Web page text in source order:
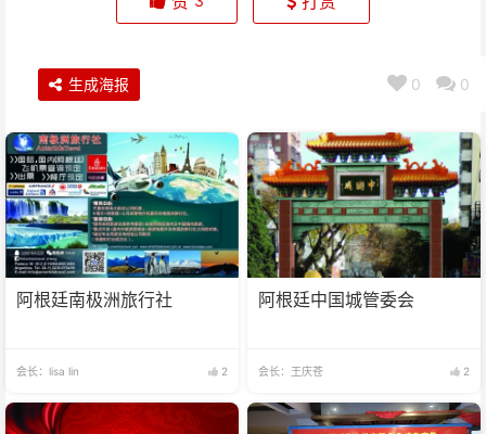
0 0
生成海报
阿根廷南极洲旅行社
会长：lisa lin 2
阿根廷中国城管委会
会长：王庆苍 2